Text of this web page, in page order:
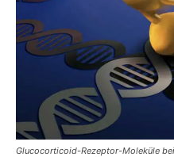
Glucocorticoid-Rezeptor-Moleküle